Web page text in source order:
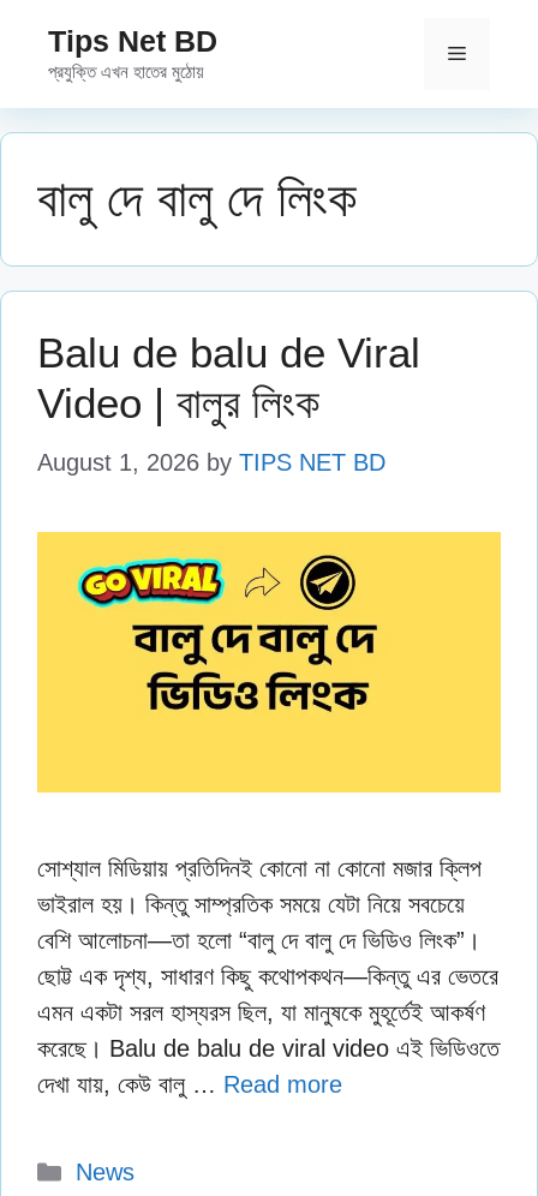
content
Tips Net BD
প্রযুক্তি এখন হাতের মুঠোয়
Menu
বালু দে বালু দে লিংক
Balu de balu de Viral
Video | বালুর লিংক
August 1, 2026 by TIPS NET BD
সোশ্যাল মিডিয়ায় প্রতিদিনই কোনো না কোনো মজার ক্লিপ
ভাইরাল হয়। কিন্তু সাম্প্রতিক সময়ে যেটা নিয়ে সবচেয়ে
বেশি আলোচনা—তা হলো “বালু দে বালু দে ভিডিও লিংক”।
ছোট্ট এক দৃশ্য, সাধারণ কিছু কথোপকথন—কিন্তু এর ভেতরে
এমন একটা সরল হাস্যরস ছিল, যা মানুষকে মুহূর্তেই আকর্ষণ
করেছে। Balu de balu de viral video এই ভিডিওতে
দেখা যায়, কেউ বালু … Read more
Categories
News